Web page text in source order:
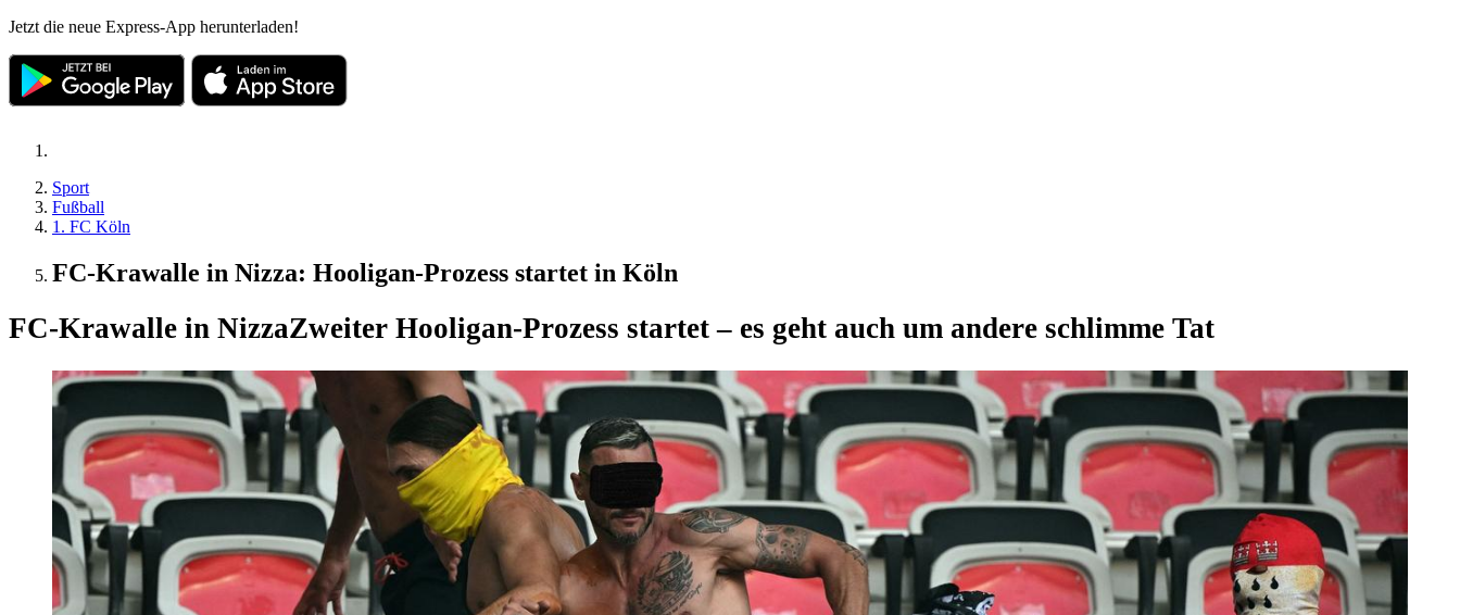
Jetzt die neue Express-App herunterladen!
Sport
Fußball
1. FC Köln
FC-Krawalle in Nizza: Hooligan-Prozess startet in Köln
FC-Krawalle in NizzaZweiter Hooligan-Prozess startet – es geht auch um andere schlimme Tat